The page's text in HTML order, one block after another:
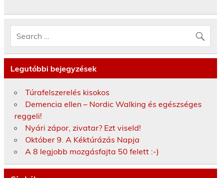
Legutóbbi bejegyzések
Túrafelszerelés kisokos
Demencia ellen – Nordic Walking és egészséges
reggeli!
Nyári zápor, zivatar? Ezt viseld!
Október 9. A Kéktúrázás Napja
A 8 legjobb mozgásfajta 50 felett :-)